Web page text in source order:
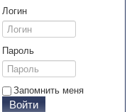
Логин
Пароль
Запомнить меня
Войти